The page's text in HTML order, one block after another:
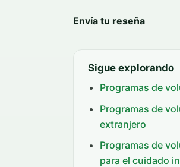
Envía tu reseña
Sigue explorando
Programas de
Programas de
extranjero
Programas de
para el cuidado